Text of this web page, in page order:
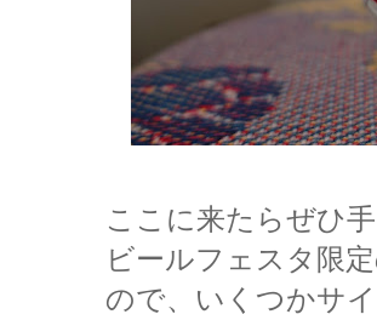
ここに来たらぜひ
ビールフェスタ限
ので、いくつかサ